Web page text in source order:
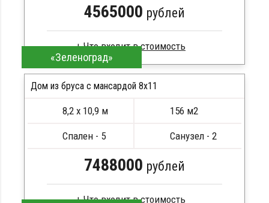
4565000 рублей
Клееный брус
Стропила, балки 50х200 мм
Метизы, саморезы, гвозди
Сборка на березовые нагеля, джут
ПОДРОБНЕЕ
«Зеленоград»
Дом из бруса с мансардой 8х11
8,2 х 10,9 м 156 м2
Спален - 5 Санузел - 2
7488000 рублей